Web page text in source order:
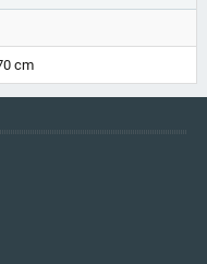
cm